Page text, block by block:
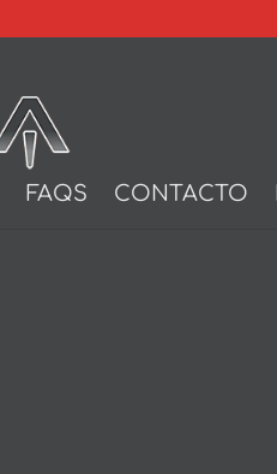
FAQS CONTACTO